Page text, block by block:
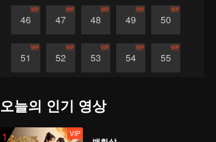
46
VIP
47
VIP
48
VIP
49
VIP
50
VIP
51
VIP
52
VIP
53
VIP
54
VIP
55
VIP
오늘의 인기 영상
1 VIP